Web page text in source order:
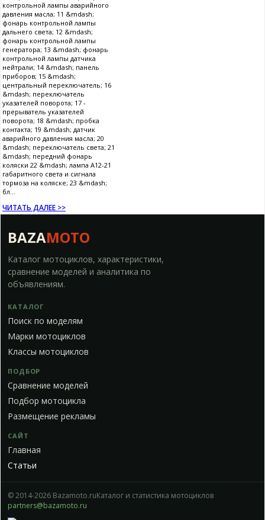
контрольной лампы аварийного
давления масла; 11 &mdash;
фонарь контрольной лампы
дальнего света; 12 &mdash;
фонарь контрольной лампы
генератора; 13 &mdash; фонарь
контрольной лампы датчика
нейтрали; 14 &mdash; панель
приборов; 15 &mdash;
центральный переключатель; 16
&mdash; переключатель
указателей поворота; 17 -
прерыватель указателей
поворота; 18 &mdash; пробка
контакта; 19 &mdash; датчик
аварийного давления масла; 20
&mdash; переключатель света; 21
&mdash; передний фонарь
коляски 22 &mdash; лампа А12-21
габаритного света и сигнала
тормоза на коляске; 23 &mdash;
бл...
ЧИТАТЬ ДАЛЕЕ >>
BAZAMOTO
Каталог мотоциклов, характеристики,
сравнение моделей и аналитика по
объявлениям.
КАТАЛОГ
Поиск по моделям
Марки мотоциклов
Классы мотоциклов
ПОДБОР
Сравнение моделей
Подбор мотоцикла
Размещение рекламы
САЙТ
Главная
Статьи
© 2014-2026 Bazamoto.ruКаталог и статистика мотоциклов
partners@bazamoto.ru